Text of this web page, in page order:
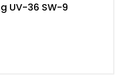
UV-36 SW-9